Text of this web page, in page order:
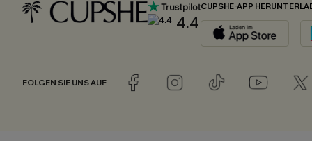
4.4
CUPSHE-APP
FOLGEN SIE UNS AUF